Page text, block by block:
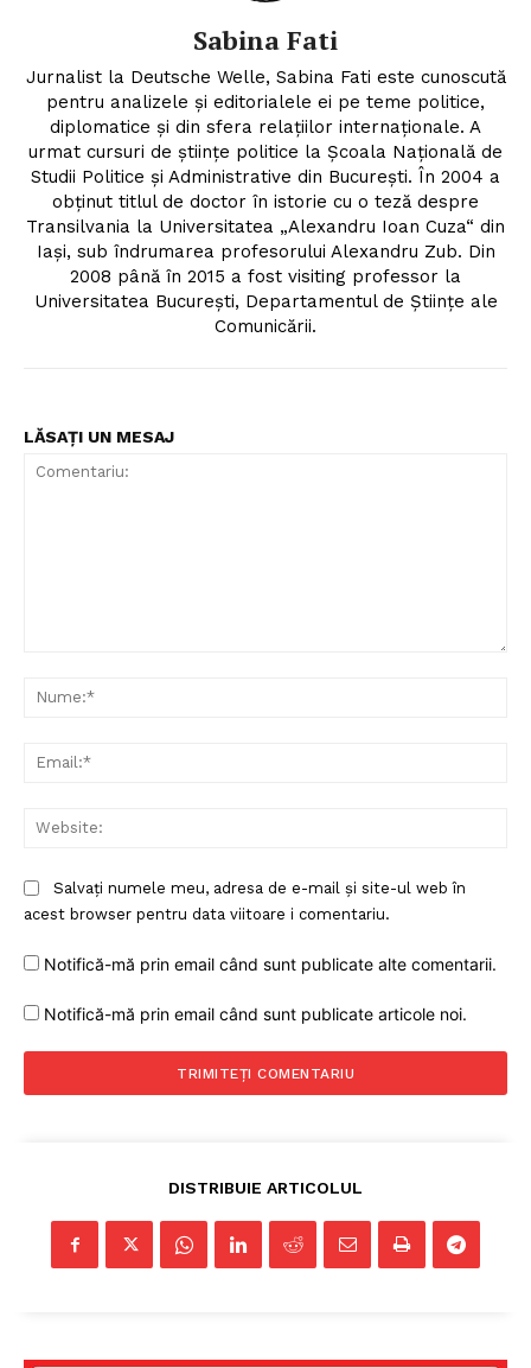
Sabina Fati
Jurnalist la Deutsche Welle, Sabina Fati este cunoscută
pentru analizele şi editorialele ei pe teme politice,
diplomatice şi din sfera relaţiilor internaţionale. A
urmat cursuri de ştiinţe politice la Şcoala Naţională de
Studii Politice şi Administrative din Bucureşti. În 2004 a
obţinut titlul de doctor în istorie cu o teză despre
Transilvania la Universitatea „Alexandru Ioan Cuza“ din
Iaşi, sub îndrumarea profesorului Alexandru Zub. Din
2008 până în 2015 a fost visiting professor la
Universitatea Bucureşti, Departamentul de Ştiinţe ale
Comunicării.
LĂSAȚI UN MESAJ
Salvați numele meu, adresa de e-mail și site-ul web în
acest browser pentru data viitoare i comentariu.
Notifică-mă prin email când sunt publicate alte comentarii.
Notifică-mă prin email când sunt publicate articole noi.
DISTRIBUIE ARTICOLUL